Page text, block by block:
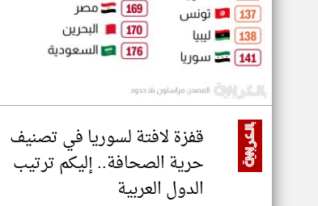
قفزة لافتة لسوريا في تصنيف
حرية الصحافة.. إليكم ترتيب
الدول العربية